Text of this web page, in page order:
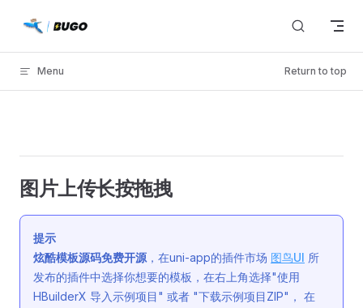
Skip to content
Menu Return to top
图片上传长按拖拽
提示
炫酷模板源码免费开源 ，在uni-app的插件市场 图鸟UI 所
发布的插件中选择你想要的模板，在右上角选择"使用
HBuilderX 导入示例项目" 或者 "下载示例项目ZIP"， 在